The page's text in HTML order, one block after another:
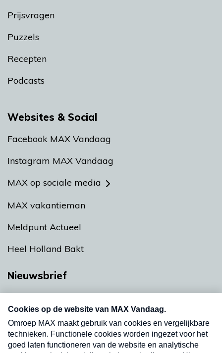
Prijsvragen
Puzzels
Recepten
Podcasts
Websites & Social
Facebook MAX Vandaag
Instagram MAX Vandaag
MAX op sociale media
MAX vakantieman
Meldpunt Actueel
Heel Holland Bakt
Nieuwsbrief
nieuwsbrief. Elke vrijdag- en dinsdagochtend in
uw mailbox.
Verzend